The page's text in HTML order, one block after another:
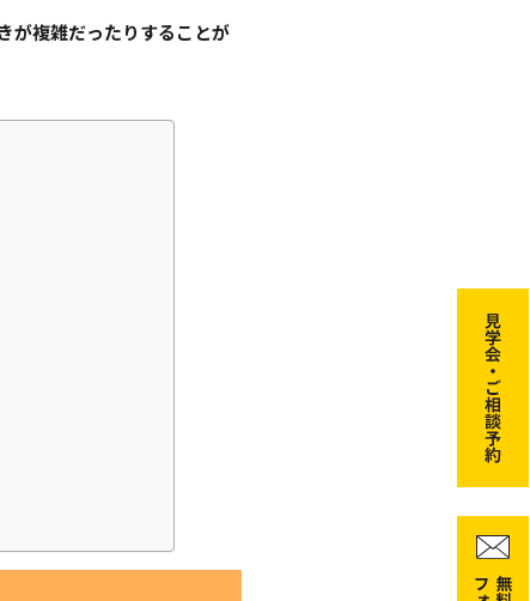
が複雑だったりすることが